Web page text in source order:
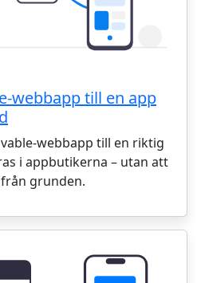
webbapp till en app
webbapp till en riktig
i appbutikerna – utan att
grunden.